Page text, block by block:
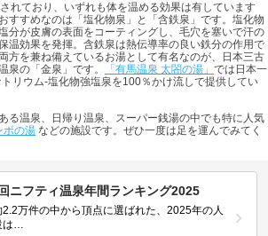
れており、いずれも体を温める効果は有しています
すすめなのは「塩化物泉」と「含鉄泉」です。塩化物
分が皮膚の表面をコーティングし、毛穴を塞いで汗の
温効果を発揮。含鉄泉は熱伝導率の良い鉄分の作用で
方を兼ね備えているお湯として有名なのが、日本三古
泉の「金泉」です。
「有馬温泉 太閤の湯」 では日本一
リウム-塩化物強塩泉を100％かけ流しで提供してい
る温泉、日帰り温泉、スーパー銭湯の中でも特に人気
ボの湯 などの施設です。ぜひ一度は足を運んでみてく
ニフティ温泉年間ランキング2025
2.2万件の中から頂点に選ばれた、2025年の人
は…